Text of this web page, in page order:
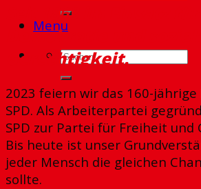
Menu
Seit 1863
Demokratie und soziale
Gerechtigkeit.
2023 feiern wir das 160-
SPD. Als Arbeiterpartei
SPD zur Partei für Freiheit und
Bis heute ist unser
jeder Mensch die gleichen
sollte.